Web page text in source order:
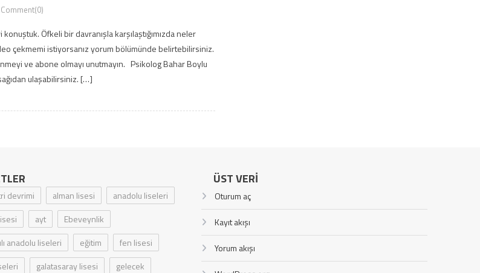
Comment(0)
Öfkeli bir davranışla karşılaştığımızda neler
çekmemi istiyorsanız yorum bölümünde belirtebilirsiniz.
ve abone olmayı unutmayın. Psikolog Bahar Boylu
ulaşabilirsiniz. […]
devrimi alman lisesi
anadolu liseleri
ayt
Ebeveynlik
anadolu liseleri
eğitim
fen lisesi
galatasaray lisesi
gelecek
ÜST VERI
Oturum aç
Kayıt akışı
Yorum akışı